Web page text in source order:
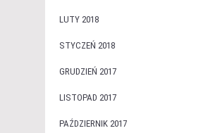
LUTY 2018
STYCZEŃ 2018
GRUDZIEŃ 2017
LISTOPAD 2017
PAŹDZIERNIK 2017